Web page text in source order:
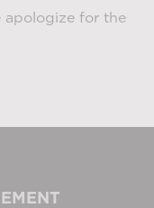
apologize for the